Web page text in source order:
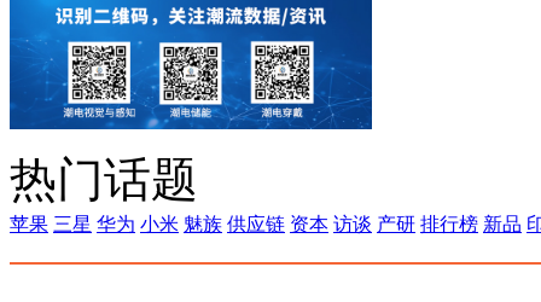
热门话题
苹果 三星 华为 小米 魅族 供应链 资本 访谈 产研 排行榜 新品